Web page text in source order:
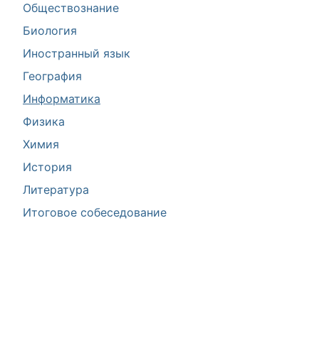
Обществознание
Биология
Иностранный язык
География
Информатика
Физика
Химия
История
Литература
Итоговое собеседование